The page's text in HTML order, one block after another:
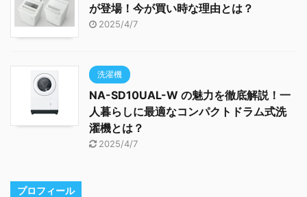
が登場！今が買い時な理由とは？
2025/4/7
洗濯機
NA-SD10UAL-W の魅力を徹底解説！一
人暮らしに最適なコンパクトドラム式洗
濯機とは？
2025/4/7
プロフィール